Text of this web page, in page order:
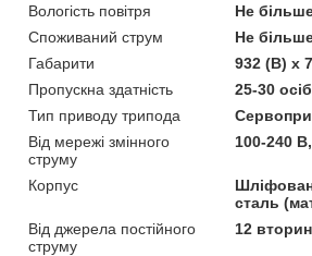
Вологість повітря
Не
Споживаний струм
Не
Габарити
932 (В) х
Пропускна здатність
25-30
Тип приводу трипода
Від мережі змінного
струму
100-240
Корпус
сталь
Від джерела постійного
струму
12